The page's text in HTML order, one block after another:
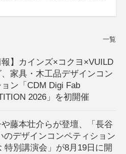
一覧
報】カインズ×コクヨ×VUILD
家具・木工品デザインコン
ン「CDM Digi Fab
2026」を初開催
藤本壮介らが登壇、「長谷
のデザインコンペティション
特別講演会」が8月19日に開